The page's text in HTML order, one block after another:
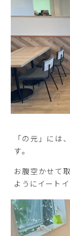
「の元」には
す。
お腹空かせて
ようにイート